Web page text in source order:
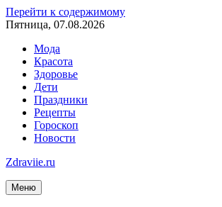
Перейти к содержимому
Пятница, 07.08.2026
Мода
Красота
Здоровье
Дети
Праздники
Рецепты
Гороскоп
Новости
Zdraviie.ru
Меню